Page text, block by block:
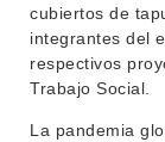
cubiertos de
integrantes del
respectivos
Trabajo Social.
La pandemia